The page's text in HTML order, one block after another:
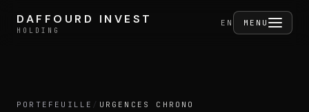
DAFFOURD INVEST
HOLDING
EN MENU
DAFFOURD INVEST
HOLDING
PORTEFEUILLE / URGENCES CHRONO